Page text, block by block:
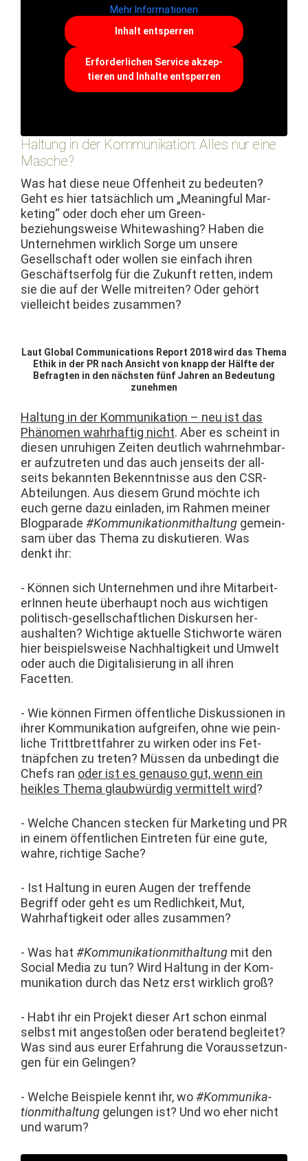
Mehr Infor­ma­tio­nen
Inhalt entsper­ren
Erforder­lichen Ser­vice akzep­
tieren und Inhalte entsper­ren
Haltung in der Kommunikation: Alles nur eine
Masche?
Was hat diese neue Offen­heit zu bedeuten?
Geht es hier tat­säch­lich um „Mean­ing­ful Mar­
ket­ing“ oder doch eher um Green-
beziehungsweise White­wash­ing? Haben die
Unternehmen wirk­lich Sorge um unsere
Gesellschaft oder wollen sie ein­fach ihren
Geschäft­ser­folg für die Zukun­ft ret­ten, indem
sie die auf der Welle mitre­it­en? Oder gehört
vielle­icht bei­des zusammen?
Laut Glob­al Com­mu­ni­ca­tions Report 2018 wird das The­ma
Ethik in der PR nach Ansicht von knapp der Hälfte der
Befragten in den näch­sten fünf Jahren an Bedeu­tung
zunehmen
Hal­tung in der Kom­mu­nika­tion – neu ist das
Phänomen wahrhaftig nicht. Aber es scheint in
diesen unruhi­gen Zeit­en deut­lich wahrnehm­bar­
er aufzutreten und das auch jen­seits der all­
seits bekan­nten Beken­nt­nisse aus den CSR-
Abteilun­gen. Aus diesem Grund möchte ich
euch gerne dazu ein­laden, im Rah­men mein­er
Blog­pa­rade #Kom­mu­nika­tion­mithal­tung gemein­
sam über das The­ma zu disku­tieren. Was
denkt ihr:
- Kön­nen sich Unternehmen und ihre Mitar­bei­t­
erIn­nen heute über­haupt noch aus wichti­gen
poli­tisch-gesellschaftlichen Diskursen her­
aushal­ten? Wichtige aktuelle Stich­worte wären
hier beispiel­sweise Nach­haltigkeit und Umwelt
oder auch die Dig­i­tal­isierung in all ihren
Facetten.
- Wie kön­nen Fir­men öffentliche Diskus­sio­nen in
ihrer Kom­mu­nika­tion auf­greifen, ohne wie pein­
liche Trit­tbret­tfahrer zu wirken oder ins Fet­
tnäpfchen zu treten? Müssen da unbe­d­ingt die
Chefs ran oder ist es genau­so gut, wenn ein
heik­les The­ma glaub­würdig ver­mit­telt wird?
- Welche Chan­cen steck­en für Mar­ket­ing und PR
in einem öffentlichen Ein­treten für eine gute,
wahre, richtige Sache?
- Ist Hal­tung in euren Augen der tre­f­fende
Begriff oder geht es um Redlichkeit, Mut,
Wahrhaftigkeit oder alles zusammen?
- Was hat #Kom­mu­nika­tion­mithal­tung mit den
Social Media zu tun? Wird Hal­tung in der Kom­
mu­nika­tion durch das Netz erst wirk­lich groß?
- Habt ihr ein Pro­jekt dieser Art schon ein­mal
selb­st mit angestoßen oder bera­tend begleit­et?
Was sind aus eur­er Erfahrung die Voraus­set­zun­
gen für ein Gelingen?
- Welche Beispiele ken­nt ihr, wo#Kom­mu­nika­
tion­mithal­tung gelun­gen ist? Und wo eher nicht
und warum?